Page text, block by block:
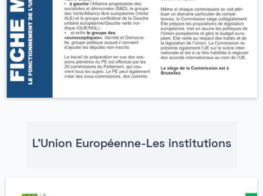
L'Union Européenne-Les institutions